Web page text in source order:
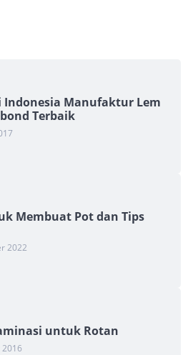
Indonesia Manufaktur Lem
Terbaik
Membuat Pot dan Tips
2022
untuk Rotan